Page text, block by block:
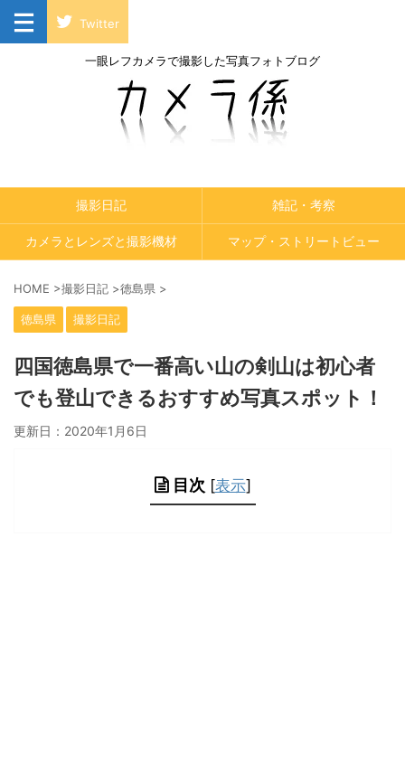
Twitter
一眼レフカメラで撮影した写真フォトブログ
撮影日記 雑記・考察
カメラとレンズと撮影機材 マップ・ストリートビュー
HOME >撮影日記 >徳島県 >
徳島県 撮影日記
四国徳島県で一番高い山の剣山は初心者
でも登山できるおすすめ写真スポット！
更新日： 2020年1月6日
目次 [表示]